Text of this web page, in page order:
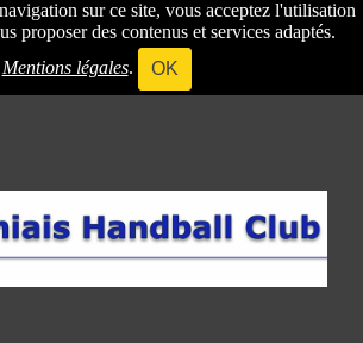
sur ce site, vous acceptez l'utilisation
proposer des contenus et services adaptés.
Mentions légales. OK